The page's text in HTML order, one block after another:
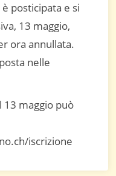
posticipata e si
13 maggio,
ora annullata.
nelle
13 maggio può
iscrizione